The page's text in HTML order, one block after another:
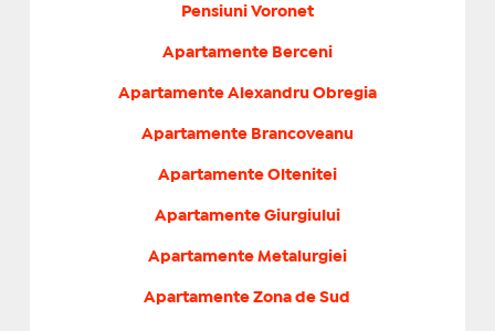
Pensiuni Voronet
Apartamente Berceni
Apartamente Alexandru Obregia
Apartamente Brancoveanu
Apartamente Oltenitei
Apartamente Giurgiului
Apartamente Metalurgiei
Apartamente Zona de Sud